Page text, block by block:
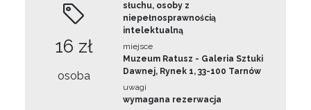
16 zł
osoba
słuchu, osoby z
niepełnosprawnością
intelektualną
miejsce
Muzeum Ratusz - Galeria Sztuki
Dawnej, Rynek 1, 33-100 Tarnów
uwagi
wymagana rezerwacja